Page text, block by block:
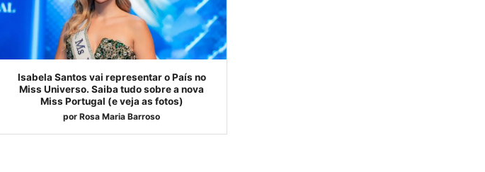
Isabela Santos vai representar o País no
Miss Universo. Saiba tudo sobre a nova
Miss Portugal (e veja as fotos)
por Rosa Maria Barroso